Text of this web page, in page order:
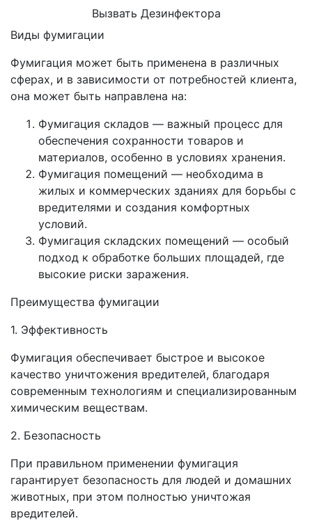
Вызвать Дезинфектора
Виды фумигации
Фумигация может быть применена в различных
сферах, и в зависимости от потребностей клиента,
она может быть направлена на:
Фумигация складов — важный процесс для
обеспечения сохранности товаров и
материалов, особенно в условиях хранения.
Фумигация помещений — необходима в
жилых и коммерческих зданиях для борьбы с
вредителями и создания комфортных
условий.
Фумигация складских помещений — особый
подход к обработке больших площадей, где
высокие риски заражения.
Преимущества фумигации
1. Эффективность
Фумигация обеспечивает быстрое и высокое
качество уничтожения вредителей, благодаря
современным технологиям и специализированным
химическим веществам.
2. Безопасность
При правильном применении фумигация
гарантирует безопасность для людей и домашних
животных, при этом полностью уничтожая
вредителей.